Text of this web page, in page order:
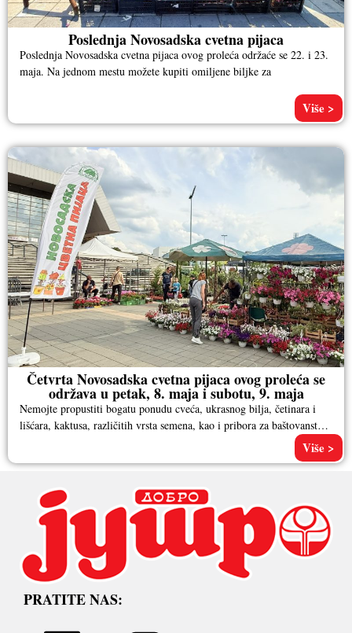
Poslednja Novosadska cvetna pijaca
Poslednja Novosadska cvetna pijaca ovog proleća održaće se 22. i 23.
maja. Na jednom mestu možete kupiti omiljene biljke za
Više >
Četvrta Novosadska cvetna pijaca ovog proleća se
održava u petak, 8. maja i subotu, 9. maja
Nemojte propustiti bogatu ponudu cveća, ukrasnog bilja, četinara i
lišćara, kaktusa, različitih vrsta semena, kao i pribora za baštovanstvo.
Više >
PRATITE NAS: